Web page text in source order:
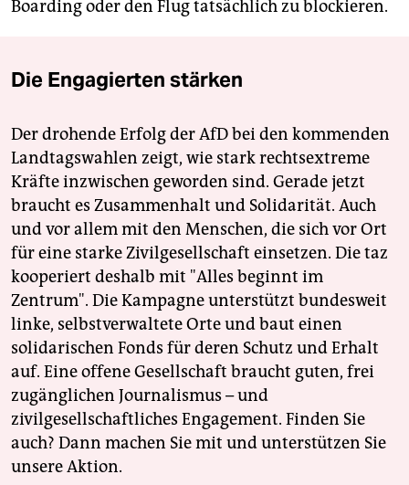
Boarding oder den Flug tatsächlich zu blockieren.
Die Engagierten stärken
Der drohende Erfolg der AfD bei den kommenden
Landtagswahlen zeigt, wie stark rechtsextreme
Kräfte inzwischen geworden sind. Gerade jetzt
braucht es Zusammenhalt und Solidarität. Auch
und vor allem mit den Menschen, die sich vor Ort
für eine starke Zivilgesellschaft einsetzen. Die taz
kooperiert deshalb mit "Alles beginnt im
Zentrum". Die Kampagne unterstützt bundesweit
linke, selbstverwaltete Orte und baut einen
solidarischen Fonds für deren Schutz und Erhalt
auf. Eine offene Gesellschaft braucht guten, frei
zugänglichen Journalismus – und
zivilgesellschaftliches Engagement. Finden Sie
auch? Dann machen Sie mit und unterstützen Sie
unsere Aktion.